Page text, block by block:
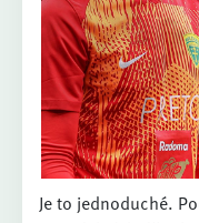
Je to jednoduché.